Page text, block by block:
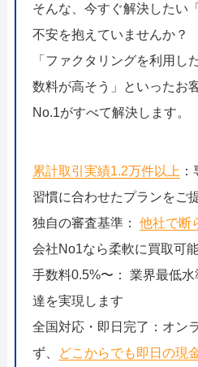
そんな、今すぐ解決したい
不安を抱えていませんか？
「ファクタリングを利用し
数料が高そう」といったお
No.1がすべて解決します。
累計取引実績1.2万件以上
習慣に合わせたプランをご
独自の審査基準： 他社で断
会社No1なら柔軟に買取可
手数料0.5%〜： 業界最低
達を実現します
全国対応・即日完了：オン
ず、
どこからでも即日の現